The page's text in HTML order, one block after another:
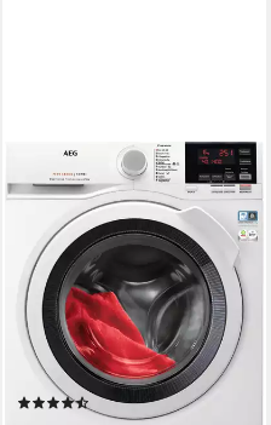
Waschtrockner 7000
ProSteam® L7WBA60680
8 kg
Kapazität Waschen
5 kg
Kapazität Trocknen
76 dB(A) Betriebsgeräusch
Wasch-Zyklus
Produktdatenblatt
Wasch-Trocken-Zyklus
Produktdatenblatt
(115)